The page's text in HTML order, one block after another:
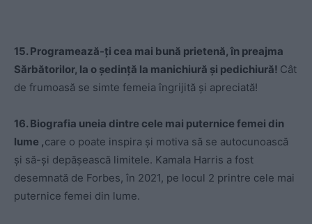
15. Programează-ți cea mai bună prietenă, în preajma
Sărbătorilor, la o ședință la manichiură și pedichiură! Cât
de frumoasă se simte femeia îngrijită și apreciată!
16. Biografia uneia dintre cele mai puternice femei din
lume ,care o poate inspira și motiva să se autocunoască
și să-și depășească limitele. Kamala Harris a fost
desemnată de Forbes, în 2021, pe locul 2 printre cele mai
puternice femei din lume.